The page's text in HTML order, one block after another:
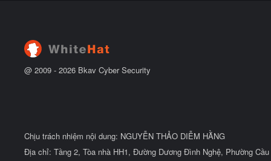
@ 2009 - 2026 Bkav Cyber Security
Chịu trách nhiệm nội dung: NGUYỄN THẢO DIỄM HẰNG
Địa chỉ: Tầng 2, Tòa nhà HH1, Đường Dương Đình Nghệ, Phường